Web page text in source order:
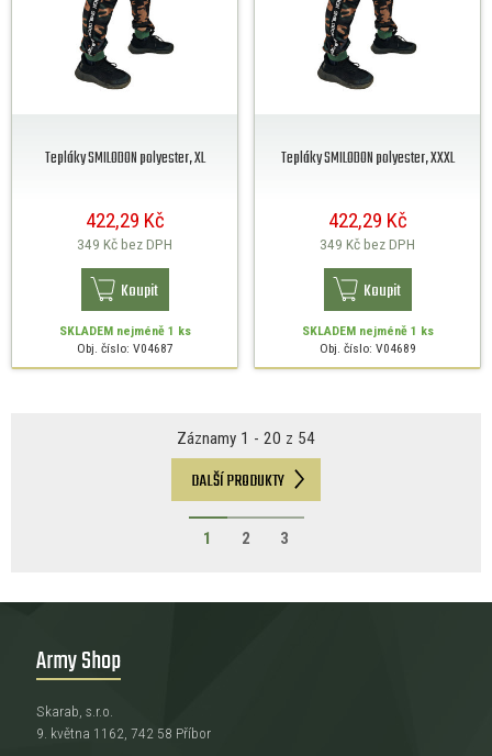
Tepláky SMILODON polyester, XL
422,29 Kč
349 Kčbez DPH
Koupit
SKLADEMnejméně 1 ks
Obj. číslo: V04687
Tepláky SMILODON polyester, XXXL
422,29 Kč
349 Kčbez DPH
Koupit
SKLADEMnejméně 1 ks
Obj. číslo: V04689
Záznamy 1 - 20 z 54
DALŠÍ PRODUKTY
1 2 3
Army Shop
Skarab, s.r.o.
9. května 1162, 742 58 Příbor